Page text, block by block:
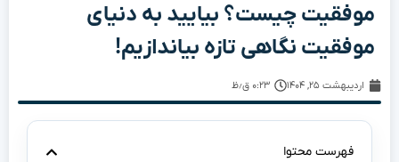
موفقیت چیست؟ بیایید به دنیای
موفقیت نگاهی تازه بیاندازیم!
اردیبهشت ۲۵, ۱۴۰۴ ۰:۲۳ ق٫ظ
فهرست محتوا